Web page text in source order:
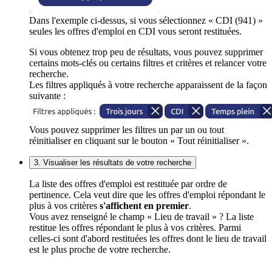
Dans l'exemple ci-dessus, si vous sélectionnez « CDI (941) »
seules les offres d'emploi en CDI vous seront restituées.
Si vous obtenez trop peu de résultats, vous pouvez supprimer
certains mots-clés ou certains filtres et critères et relancer votre
recherche.
Les filtres appliqués à votre recherche apparaissent de la façon
suivante :
Vous pouvez supprimer les filtres un par un ou tout
réinitialiser en cliquant sur le bouton « Tout réinitialiser ».
3. Visualiser les résultats de votre recherche
La liste des offres d'emploi est restituée par ordre de
pertinence. Cela veut dire que les offres d'emploi répondant le
plus à vos critères s'affichent en premier.
Vous avez renseigné le champ « Lieu de travail » ? La liste
restitue les offres répondant le plus à vos critères. Parmi
celles-ci sont d'abord restituées les offres dont le lieu de travail
est le plus proche de votre recherche.